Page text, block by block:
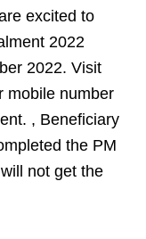
excited to
2022
2022. Visit
mobile number
, Beneficiary
the PM
not get the